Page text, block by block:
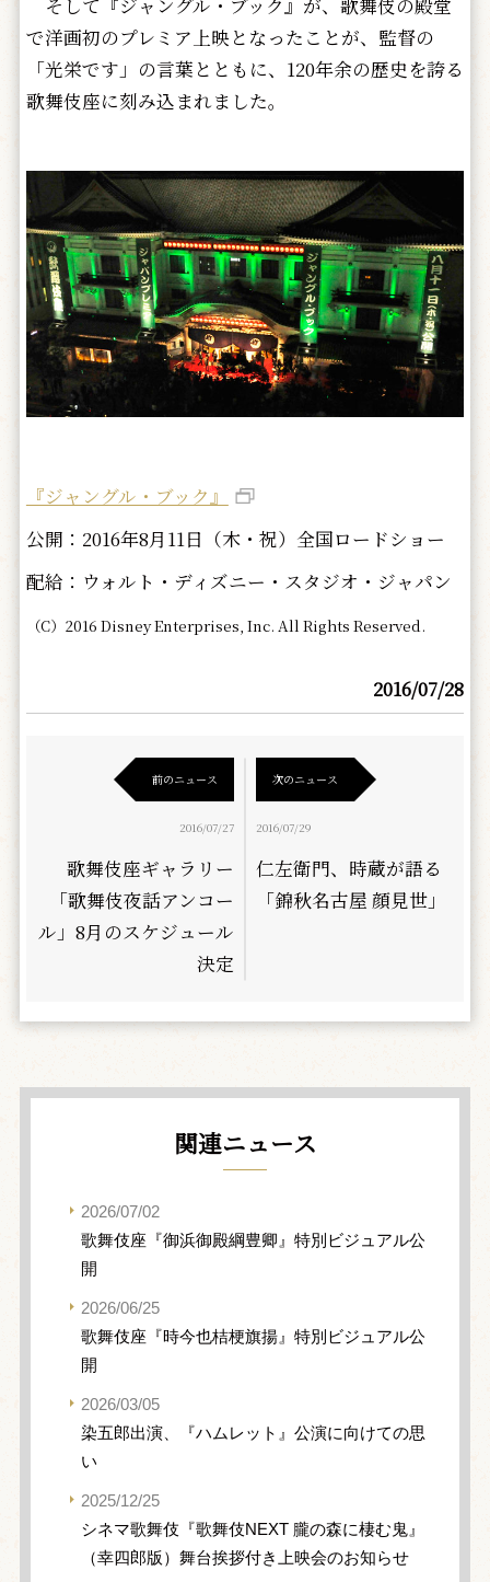
そして『ジャングル・ブック』が、歌舞伎の殿堂
で洋画初のプレミア上映となったことが、監督の
「光栄です」の言葉とともに、120年余の歴史を誇る
歌舞伎座に刻み込まれました。
『ジャングル・ブック』
公開：2016年8月11日（木・祝）全国ロードショー
配給：ウォルト・ディズニー・スタジオ・ジャパン
（C）2016 Disney Enterprises, Inc. All Rights Reserved.
2016/07/28
前のニュース
2016/07/27
歌舞伎座ギャラリー
「歌舞伎夜話アンコー
ル」8月のスケジュール
決定
次のニュース
2016/07/29
仁左衛門、時蔵が語る
「錦秋名古屋 顔見世」
関連ニュース
2026/07/02
歌舞伎座『御浜御殿綱豊卿』特別ビジュアル公
開
2026/06/25
歌舞伎座『時今也桔梗旗揚』特別ビジュアル公
開
2026/03/05
染五郎出演、『ハムレット』公演に向けての思
い
2025/12/25
シネマ歌舞伎『歌舞伎NEXT 朧の森に棲む鬼』
（幸四郎版）舞台挨拶付き上映会のお知らせ